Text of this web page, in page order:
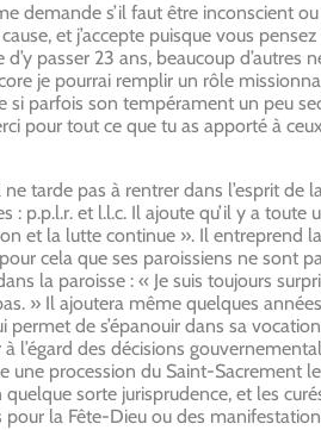
demande s’il faut être inconscient
et j’accepte puisque vous
passer 23 ans, beaucoup d’autres
je pourrai remplir un rôle
parfois son tempérament un peu
pour tout ce que tu as apporté à
tarde pas à rentrer dans l’esprit de
p.p.l.r. et l.l.c. Il ajoute qu’il y a toute
et la lutte continue ». Il entreprend
cela que ses paroissiens ne sont
la paroisse : « Je suis toujours
» Il ajoutera même quelques
de s’épanouir dans sa
l’égard des décisions
procession du Saint-Sacrement
sorte jurisprudence, et les
la Fête-Dieu ou des